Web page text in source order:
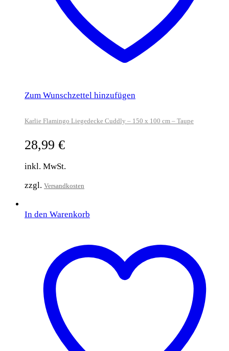
Zum Wunschzettel hinzufügen
Karlie Flamingo Liegedecke Cuddly – 150 x 100 cm – Taupe
28,99 €
inkl. MwSt.
zzgl. Versandkosten
In den Warenkorb